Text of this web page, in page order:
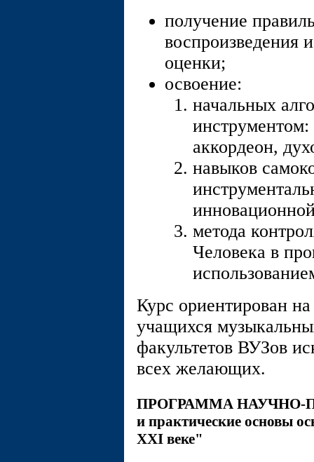
получение
воспроизведения
оценки;
освоение:
начальных
аккордеон,
навыков
метода
Человека в
Курс ориентирован
учащихся
факультетов ВУЗов
всех желающих.
ПРОГРАММА НАУЧНО-
и практические основы
ХХI веке"